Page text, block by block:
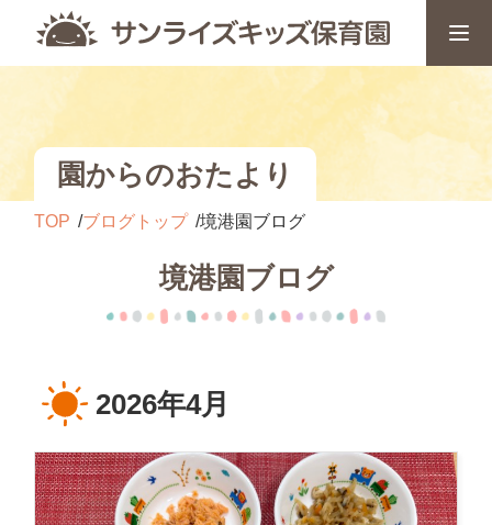
園からのおたより
TOP ブログトップ 境港園ブログ
境港園ブログ
2026年4月